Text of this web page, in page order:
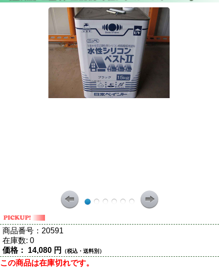
商品番号： 20591
在庫数: 0
価格： 14,080 円 （税込・送料別）
この商品は在庫切れです。